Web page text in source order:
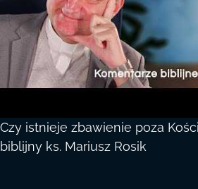
Czy istnieje zbawienie poza
biblijny ks. Mariusz Rosik